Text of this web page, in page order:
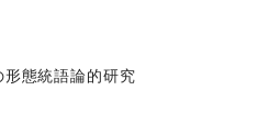
態統語論的研究